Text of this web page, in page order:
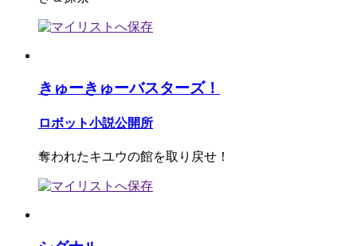
きゅーきゅーバスターズ！
ロボット小説公開所
奪われたキユウの館を取り戻せ！